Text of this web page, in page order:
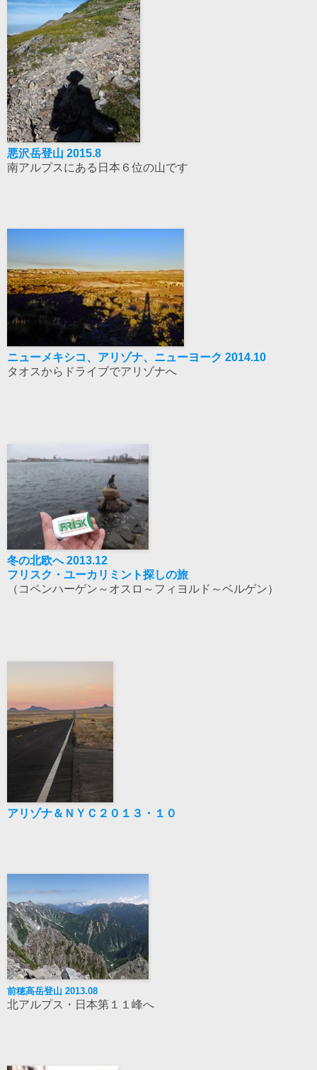
悪沢岳登山 2015.8
南アルプスにある日本６位の山です
ニューメキシコ、アリゾナ、ニューヨーク 2014.10
タオスからドライブでアリゾナへ
冬の北欧へ 2013.12
フリスク・ユーカリミント探しの旅
（コペンハーゲン～オスロ～フィヨルド～ベルゲン）
アリゾナ＆ＮＹＣ２０１３・１０
前穂高岳登山 2013.08
北アルプス・日本第１１峰へ